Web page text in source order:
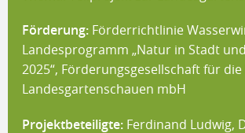
Förderung: Förderrichtlinie
Landesprogramm „Natur in Stadt
2025“, Förderungsgesellschaft für die
Landesgartenschauen mbH
Projektbeteiligte: Ferdinand Ludwig,